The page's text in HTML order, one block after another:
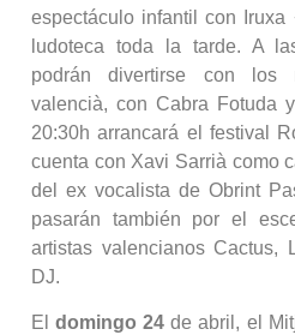
espectáculo infantil con
ludoteca toda la tarde. A
podrán divertirse con los
valencià, con Cabra Fotuda
20:30h arrancará el festival
cuenta con Xavi Sarrià como
del ex vocalista de Obrint
pasarán también por el
artistas valencianos Cactus,
DJ.
Eldomingo 24 de abril, el